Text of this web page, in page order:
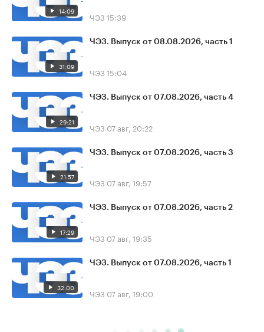
14:09 ЧЭЗ 15:39
31:09
ЧЭЗ. Выпуск от 08.08.2026, часть 1
ЧЭЗ 15:04
29:21
ЧЭЗ. Выпуск от 07.08.2026, часть 4
ЧЭЗ 07 авг, 20:22
21:57
ЧЭЗ. Выпуск от 07.08.2026, часть 3
ЧЭЗ 07 авг, 19:57
17:29
ЧЭЗ. Выпуск от 07.08.2026, часть 2
ЧЭЗ 07 авг, 19:35
32:00
ЧЭЗ. Выпуск от 07.08.2026, часть 1
ЧЭЗ 07 авг, 19:00